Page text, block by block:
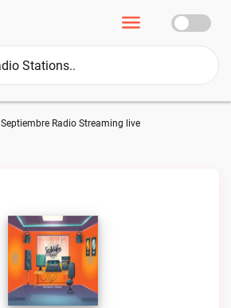
Septiembre Radio Streaming live